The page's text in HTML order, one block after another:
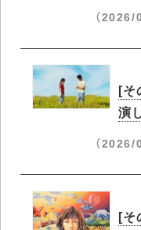
（2026/
[そ
演
（2026/
[そ